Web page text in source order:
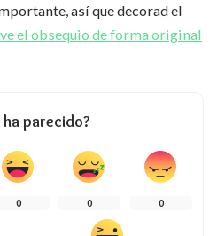
así que decorad el
el obsequio de forma original
ha parecido?
0 0 0